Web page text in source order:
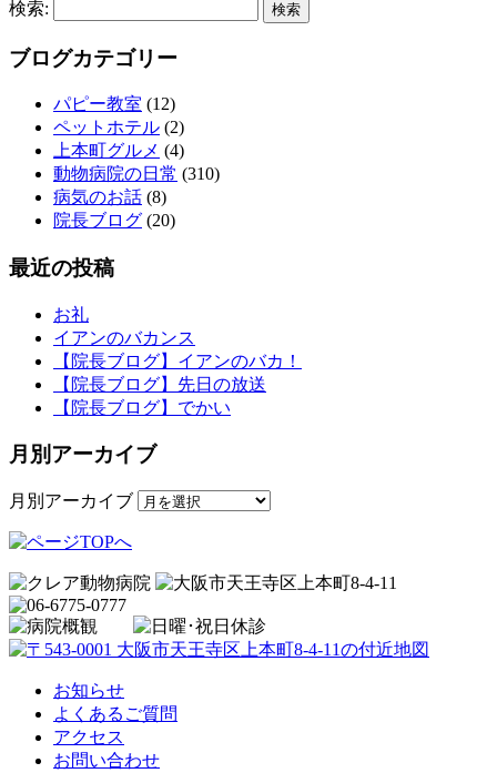
検索:
ブログカテゴリー
パピー教室 (12)
ペットホテル (2)
上本町グルメ (4)
動物病院の日常 (310)
病気のお話 (8)
院長ブログ (20)
最近の投稿
お礼
イアンのバカンス
【院長ブログ】イアンのバカ！
【院長ブログ】先日の放送
【院長ブログ】でかい
月別アーカイブ
月別アーカイブ
お知らせ
よくあるご質問
アクセス
お問い合わせ